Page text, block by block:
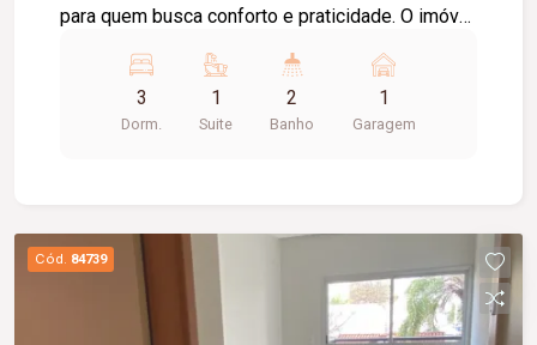
para quem busca conforto e praticidade. O imóvel
suíte, 01 quarto com ar-condicionado, 01 sala
ampla em 02 ambientes com ar-condicionado, 01
sacada, 01 cozinha, 01 área de serviço, 01
comodidade para receber familiares e amigos.
Uma excelente oportunidade para quem deseja
morar em um imóvel completo, com ótima
distribuição dos ambientes e conforto para toda
3
Dorm.
1
Suite
2
Banho
1
Garagem
Cód. 84739